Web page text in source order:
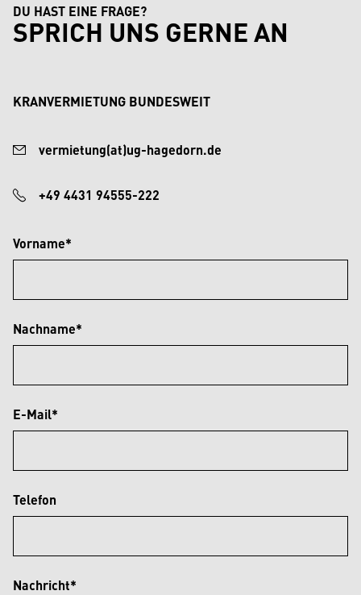
DU HAST EINE FRAGE?
SPRICH UNS GERNE AN
KRANVERMIETUNG BUNDESWEIT
vermietung(at)ug-hagedorn.de
+49 4431 94555-222
Vorname*
Nachname*
E-Mail*
Telefon
Nachricht*